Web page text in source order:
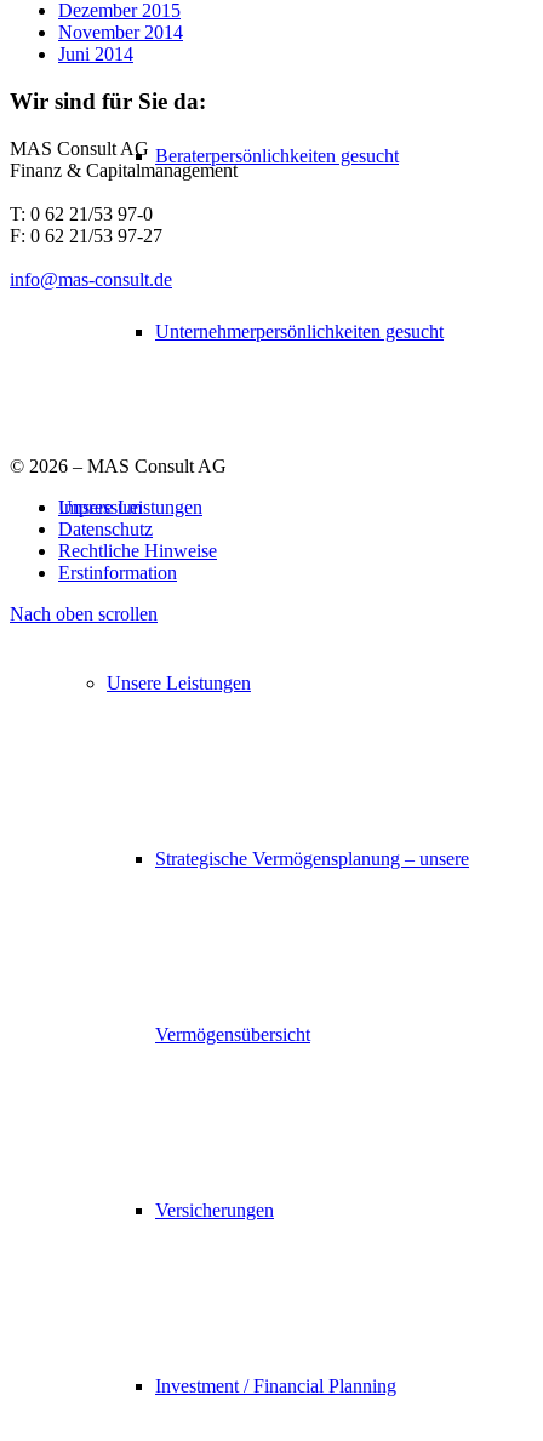
Beraterpersönlichkeiten gesucht
Unternehmerpersönlichkeiten gesucht
Unsere Leistungen
Unsere Leistungen
Strategische Vermögensplanung – unsere
Vermögensübersicht
Versicherungen
Investment / Financial Planning
Dezember 2015
November 2014
Juni 2014
Wir sind für Sie da:
MAS Consult AG
Finanz & Capitalmanagement
T: 0 62 21/53 97-0
F: 0 62 21/53 97-27
info@mas-consult.de
© 2026 – MAS Consult AG
Impressum
Datenschutz
Rechtliche Hinweise
Erstinformation
Nach oben scrollen